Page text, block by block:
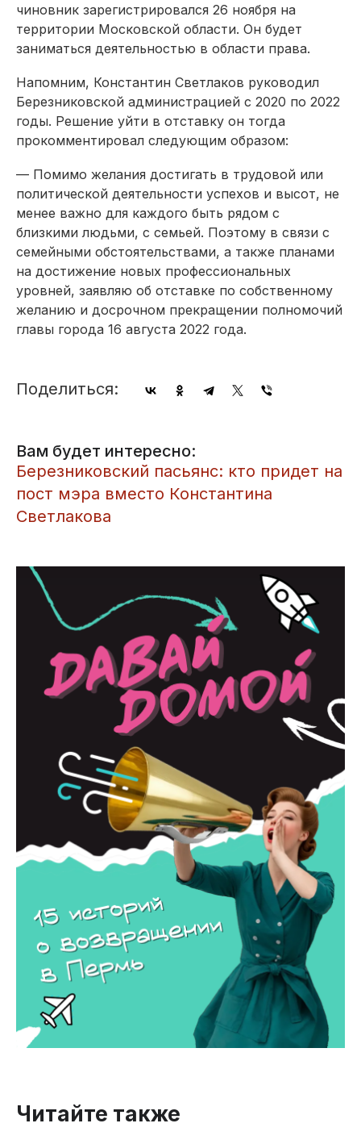
чиновник зарегистрировался 26 ноября на
территории Московской области. Он будет
заниматься деятельностью в области права.
Напомним, Константин Светлаков руководил
Березниковской администрацией с 2020 по 2022
годы. Решение уйти в отставку он тогда
прокомментировал следующим образом:
— Помимо желания достигать в трудовой или
политической деятельности успехов и высот, не
менее важно для каждого быть рядом с
близкими людьми, с семьей. Поэтому в связи с
семейными обстоятельствами, а также планами
на достижение новых профессиональных
уровней, заявляю об отставке по собственному
желанию и досрочном прекращении полномочий
главы города 16 августа 2022 года.
Поделиться:
Вам будет интересно:
Березниковский пасьянс: кто придет на
пост мэра вместо Константина
Светлакова
Читайте также